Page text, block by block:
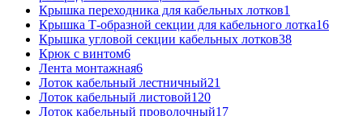
Крышка переходника для кабельных лотков1
Крышка Т-образной секции для кабельного лотка16
Крышка угловой секции кабельных лотков38
Крюк с винтом6
Лента монтажная6
Лоток кабельный лестничный21
Лоток кабельный листовой120
Лоток кабельный проволочный17